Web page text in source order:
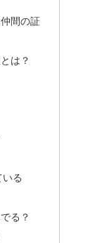
間の証
は？
る
る？